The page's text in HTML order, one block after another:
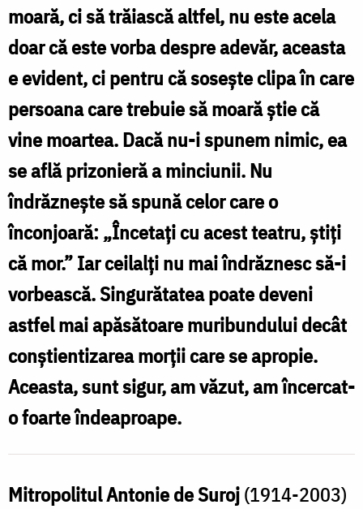
moară, cisă trăiascăaltfel, nu este acela
doar că este vorba despre adevăr, aceasta
e evident, ci pentru că soseşte clipa în care
persoana care trebuie să moară ştie că
vine moartea. Dacă nu-i spunem nimic, ea
se află prizonieră a minciunii. Nu
îndrăzneşte să spună celor care o
înconjoară: „Încetaţi cu acest teatru, ştiţi
că mor.” Iar ceilalţi nu mai îndrăznesc să-i
vorbească. Singurătatea poate deveni
astfel mai apăsătoare muribundului decât
conştientizarea morţii care se apropie.
Aceasta, sunt sigur, am văzut, am încercat-
o foarte îndeaproape.
Mitropolitul Antonie de Suroj(1914-2003)